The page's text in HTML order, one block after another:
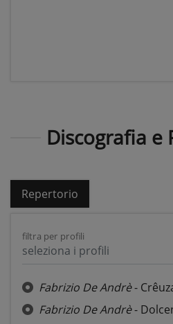
Discografia e
Repertorio
filtra per profili
seleziona i profili
Fabrizio De Andrè-
Fabrizio De Andrè-